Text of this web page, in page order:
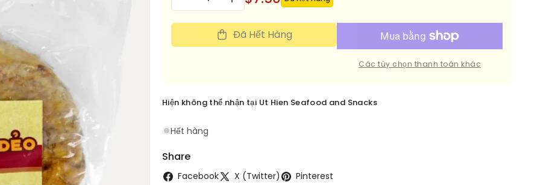
Giảm
500g
Tăng
lượng
cho
500g
Đã Hết Hàng
Các tùy chọn thanh toán khác
Hiện không thể nhận tại Ut Hien Seafood and Snacks
Hết hàng
Share
Facebook X (Twitter) Pinterest